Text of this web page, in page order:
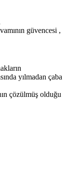
güvencesi ,
yılmadan çaba
çözülmüş olduğu